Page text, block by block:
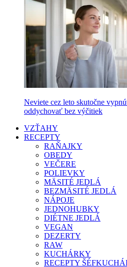
Neviete cez leto skutočne
oddychovať bez výčitiek
VZŤAHY
RECEPTY
RAŇAJKY
OBEDY
VEČERE
POLIEVKY
MÄSITÉ JEDLÁ
BEZMÄSITÉ JEDLÁ
NÁPOJE
JEDNOHUBKY
DIÉTNE JEDLÁ
VEGAN
DEZERTY
RAW
KUCHÁRKY
RECEPTY